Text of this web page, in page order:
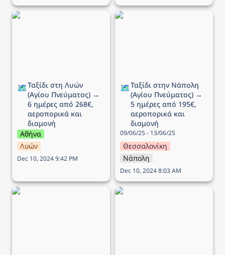
Ταξίδι στη Λυών (Αγίου
🗺️Ταξίδι στη Λυών
(Αγίου Πνεύματος) →
6 ημέρες από 268€,
αεροπορικά και
διαμονή
Αθήνα
Λυών
Dec 10, 2024 9:42 PM
Ταξίδι στην Νάπολη
🗺️Ταξίδι στην Νάπολη
(Αγίου Πνεύματος) →
5 ημέρες από 195€,
αεροπορικά και
διαμονή
09/06/25 - 13/06/25
Θεσσαλονίκη
Νάπολη
Dec 10, 2024 8:03 AM
Ταξίδι στο Ντουμπρόβνικ
Ταξίδι στην Ισλανδία → 7